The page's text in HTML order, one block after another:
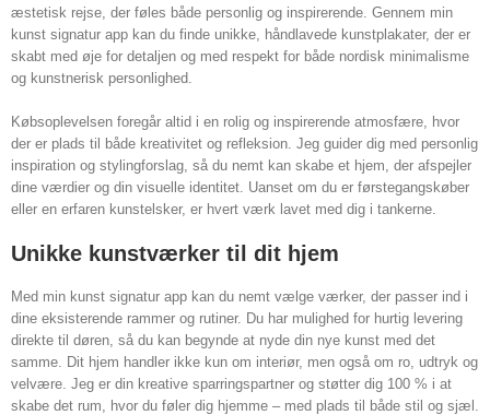
æstetisk rejse, der føles både personlig og inspirerende. Gennem min
kunst signatur app kan du finde unikke, håndlavede kunstplakater, der er
skabt med øje for detaljen og med respekt for både nordisk minimalisme
og kunstnerisk personlighed.
Købsoplevelsen foregår altid i en rolig og inspirerende atmosfære, hvor
der er plads til både kreativitet og refleksion. Jeg guider dig med personlig
inspiration og stylingforslag, så du nemt kan skabe et hjem, der afspejler
dine værdier og din visuelle identitet. Uanset om du er førstegangskøber
eller en erfaren kunstelsker, er hvert værk lavet med dig i tankerne.
Unikke kunstværker til dit hjem
Med min kunst signatur app kan du nemt vælge værker, der passer ind i
dine eksisterende rammer og rutiner. Du har mulighed for hurtig levering
direkte til døren, så du kan begynde at nyde din nye kunst med det
samme. Dit hjem handler ikke kun om interiør, men også om ro, udtryk og
velvære. Jeg er din kreative sparringspartner og støtter dig 100 % i at
skabe det rum, hvor du føler dig hjemme – med plads til både stil og sjæl.